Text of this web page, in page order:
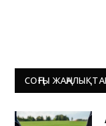
СОҢҒЫ